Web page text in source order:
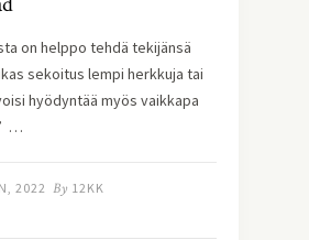
on helppo tehdä tekijänsä
sekoitus lempi herkkuja tai
hyödyntää myös vaikkapa
…
2022 By 12KK